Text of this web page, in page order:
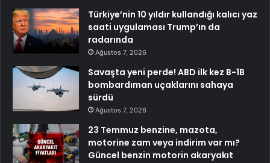
Türkiye’nin 10 yıldır kullandığı kalıcı yaz
saati uygulaması Trump’ın da
radarında
Ağustos 7, 2026
Savaşta yeni perde! ABD ilk kez B-1B
bombardıman uçaklarını sahaya
sürdü
Ağustos 7, 2026
23 Temmuz benzine, mazota,
motorine zam veya indirim var mı?
Güncel benzin motorin akaryakıt